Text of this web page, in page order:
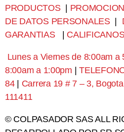
PRODUCTOS|
DE DATOS PERSONALES|
GARANTIAS
|
Lunes a Viernes de 8:00am a
8:00am a 1:00pm |
84| Carrera 19 # 7 – 3,
111411
© COLPASADOR SAS ALL